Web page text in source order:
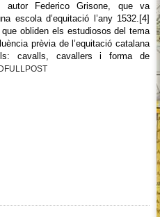
autor Federico Grisone, que va
escola d’equitació l’any 1532.[4]
obliden els estudiosos del tema
prèvia de l’equitació catalana
cavalls, cavallers i forma de